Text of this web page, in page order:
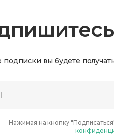
подписки вы будете
Нажимая на кнопку